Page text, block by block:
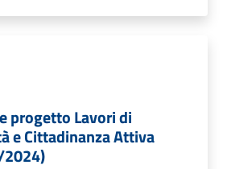
progetto Lavori di
e Cittadinanza Attiva
2024)